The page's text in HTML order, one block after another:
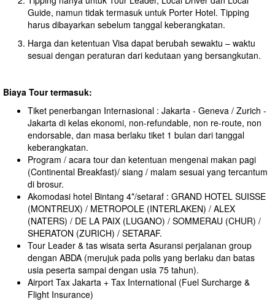
Guide, namun tidak termasuk untuk Porter Hotel. Tipping
harus dibayarkan sebelum tanggal keberangkatan.
Harga dan ketentuan Visa dapat berubah sewaktu – waktu
sesuai dengan peraturan dari kedutaan yang bersangkutan.
Biaya Tour termasuk:
Tiket penerbangan Internasional : Jakarta - Geneva / Zurich -
Jakarta di kelas ekonomi, non-refundable, non re-route, non
endorsable, dan masa berlaku tiket 1 bulan dari tanggal
keberangkatan.
Program / acara tour dan ketentuan mengenai makan pagi
(Continental Breakfast)/ siang / malam sesuai yang tercantum
di brosur.
Akomodasi hotel Bintang 4*/setaraf : GRAND HOTEL SUISSE
(MONTREUX) / METROPOLE (INTERLAKEN) / ALEX
(NATERS) / DE LA PAIX (LUGANO) / SOMMERAU (CHUR) /
SHERATON (ZURICH) / SETARAF.
Tour Leader & tas wisata serta Asuransi perjalanan group
dengan ABDA (merujuk pada polis yang berlaku dan batas
usia peserta sampai dengan usia 75 tahun).
Airport Tax Jakarta + Tax International (Fuel Surcharge &
Flight Insurance)